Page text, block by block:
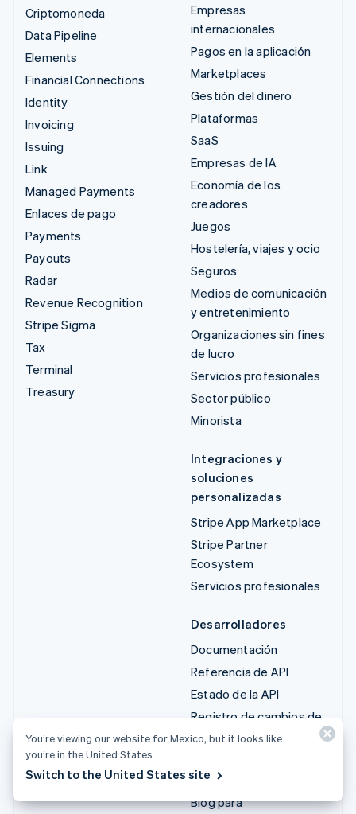
Criptomoneda
Data Pipeline
Elements
Financial Connections
Identity
Invoicing
Issuing
Link
Managed Payments
Enlaces de pago
Payments
Payouts
Radar
Revenue Recognition
Stripe Sigma
Tax
Terminal
Treasury
Empresas
internacionales
Pagos en la aplicación
Marketplaces
Gestión del dinero
Plataformas
SaaS
Empresas de IA
Economía de los
creadores
Juegos
Hostelería, viajes y ocio
Seguros
Medios de comunicación
y entretenimiento
Organizaciones sin fines
de lucro
Servicios profesionales
Sector público
Minorista
Integraciones y
soluciones
personalizadas
Stripe App Marketplace
Stripe Partner
Ecosystem
Servicios profesionales
Desarrolladores
Documentación
Referencia de API
Estado de la API
Registro de cambios de
la API
Stripe Projects
Blog para
You’re viewing our website for Mexico, but it looks like
you’re in the United States.
Switch to the United States site